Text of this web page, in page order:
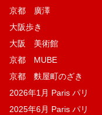
京都 廣澤
大阪歩き
大阪 美術館
京都 MUBE
京都 麩屋町のざき
2026年1月 Paris パリ
2025年6月 Paris パリ